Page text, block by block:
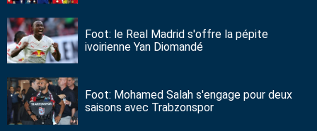
Foot: le Real Madrid s'offre la pépite
ivoirienne Yan Diomandé
Foot: Mohamed Salah s'engage pour deux
saisons avec Trabzonspor